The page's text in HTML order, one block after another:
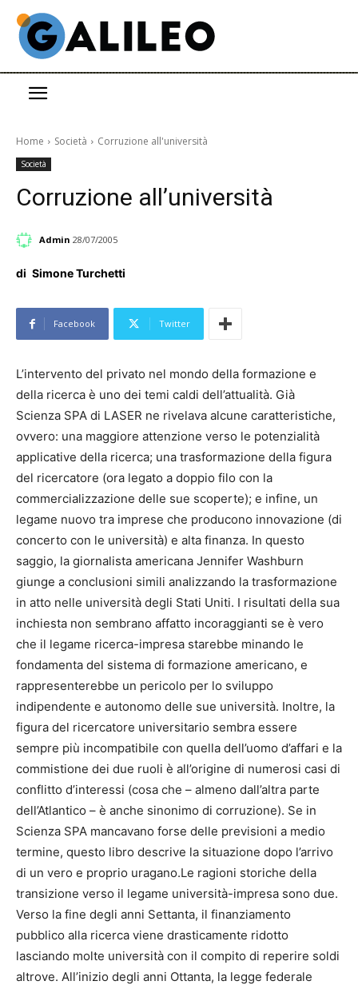
Home Società Corruzione all'università
Società
Corruzione all’università
Admin 28/07/2005
di Simone Turchetti
Facebook Twitter
L’intervento del privato nel mondo della formazione e
della ricerca è uno dei temi caldi dell’attualità. Già
Scienza SPA di LASER ne rivelava alcune caratteristiche,
ovvero: una maggiore attenzione verso le potenzialità
applicative della ricerca; una trasformazione della figura
del ricercatore (ora legato a doppio filo con la
commercializzazione delle sue scoperte); e infine, un
legame nuovo tra imprese che producono innovazione (di
concerto con le università) e alta finanza. In questo
saggio, la giornalista americana Jennifer Washburn
giunge a conclusioni simili analizzando la trasformazione
in atto nelle università degli Stati Uniti. I risultati della sua
inchiesta non sembrano affatto incoraggianti se è vero
che il legame ricerca-impresa starebbe minando le
fondamenta del sistema di formazione americano, e
rappresenterebbe un pericolo per lo sviluppo
indipendente e autonomo delle sue università. Inoltre, la
figura del ricercatore universitario sembra essere
sempre più incompatibile con quella dell’uomo d’affari e la
commistione dei due ruoli è all’origine di numerosi casi di
conflitto d’interessi (cosa che – almeno dall’altra parte
dell’Atlantico – è anche sinonimo di corruzione). Se in
Scienza SPA mancavano forse delle previsioni a medio
termine, questo libro descrive la situazione dopo l’arrivo
di un vero e proprio uragano.Le ragioni storiche della
transizione verso il legame università-impresa sono due.
Verso la fine degli anni Settanta, il finanziamento
pubblico alla ricerca viene drasticamente ridotto
lasciando molte università con il compito di reperire soldi
altrove. All’inizio degli anni Ottanta, la legge federale